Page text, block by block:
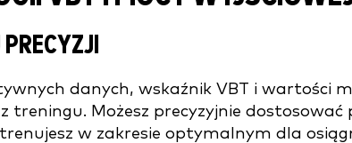
danych, wskaźnik VBT i wartości
treningu. Możesz precyzyjnie dostosować
w zakresie optymalnym dla